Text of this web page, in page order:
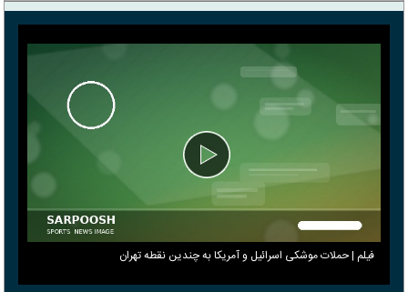
فیلم | حملات موشکی اسرائیل و آمریکا به چندین نقطه تهران